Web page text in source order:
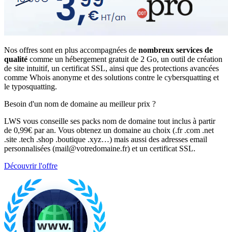
Nos offres sont en plus accompagnées de nombreux services de
qualité comme un hébergement gratuit de 2 Go, un outil de création
de site intuitif, un certificat SSL, ainsi que des protections avancées
comme Whois anonyme et des solutions contre le cybersquatting et
le typosquatting.
Besoin d'un nom de domaine au meilleur prix ?
LWS vous conseille ses packs nom de domaine tout inclus à partir
de 0,99€ par an. Vous obtenez un domaine au choix (.fr .com .net
.site .tech .shop .boutique .xyz…) mais aussi des adresses email
personnalisées (mail@votredomaine.fr) et un certificat SSL.
Découvrir l'offre